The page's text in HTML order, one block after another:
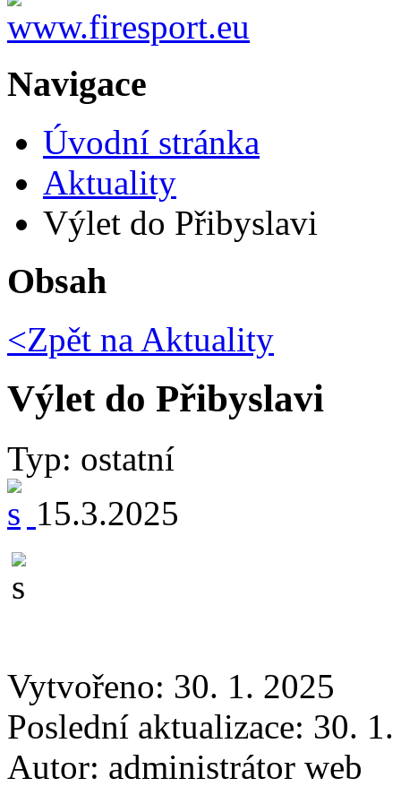
Navigace
Úvodní stránka
Aktuality
Výlet do Přibyslavi
Obsah
<Zpět na Aktuality
Výlet do Přibyslavi
Typ: ostatní
15.3.2025
Vytvořeno: 30. 1. 2025
Poslední aktualizace: 30.
Autor: administrátor web